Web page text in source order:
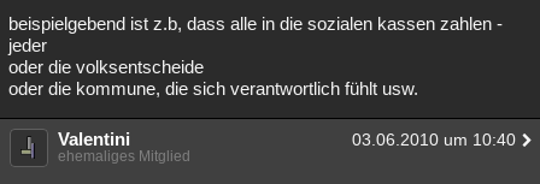
beispielgebend ist z.b, dass alle in die sozialen kassen zahlen -
jeder
oder die volksentscheide
oder die kommune, die sich verantwortlich fühlt usw.
Valentini 03.06.2010 um 10:40
ehemaliges Mitglied